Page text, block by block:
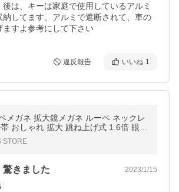
後は、キーは家庭で使用しているアルミ
納してます、アルミで遮断されて、車の
ますよ参考にして下さい
違反報告 いいね 1
メガネ 拡大鏡メガネ ルーペ ネックレ
おしゃれ 拡大 跳ね上げ式 1.6倍 眼鏡
ーライトカット
STORE
驚きました 2023/1/15